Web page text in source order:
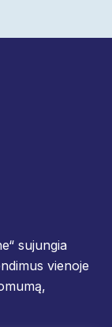
sujungia
vienoje